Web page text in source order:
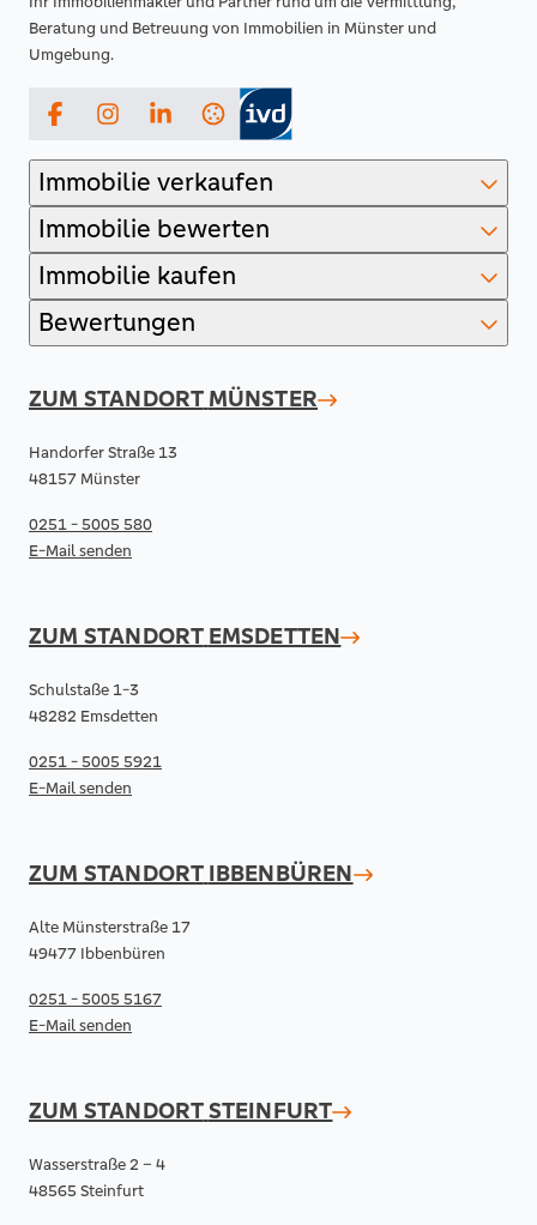
Beratung und Betreuung von Immobilien in Münster und
Umgebung.
FacebookInstagramLinkedIn
Immobilie verkaufen
Immobilie bewerten
Immobilie kaufen
Bewertungen
ZUM STANDORT MÜNSTER
Handorfer Straße 13
48157 Münster
0251 - 5005 580
E-Mail senden
ZUM STANDORT EMSDETTEN
Schulstaße 1-3
48282 Emsdetten
0251 - 5005 5921
E-Mail senden
ZUM STANDORT IBBENBÜREN
Alte Münsterstraße 17
49477 Ibbenbüren
0251 - 5005 5167
E-Mail senden
ZUM STANDORTSTEINFURT
Wasserstraße 2 – 4
48565 Steinfurt